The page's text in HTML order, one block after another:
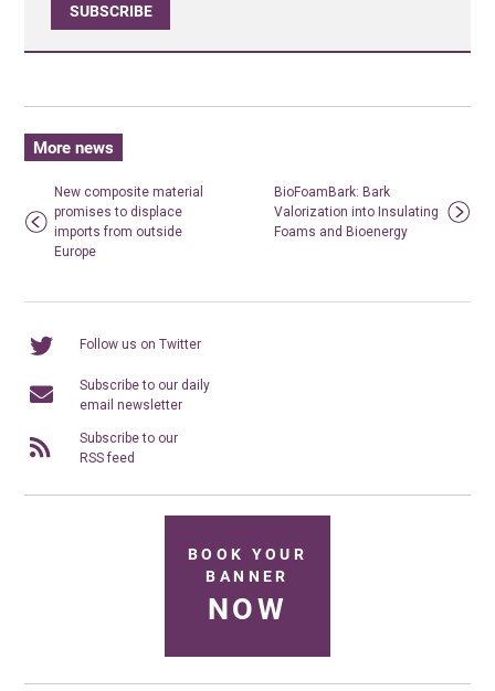
SUBSCRIBE
More news
New composite material
promises to displace
imports from outside
Europe
BioFoamBark: Bark
Valorization into Insulating
Foams and Bioenergy
Follow us on Twitter
Subscribe to our daily
email newsletter
Subscribe to our
RSS feed
BOOK YOUR
BANNER
NOW